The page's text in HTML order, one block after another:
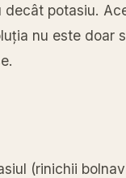
potasiu.
nu este doar
(rinichii